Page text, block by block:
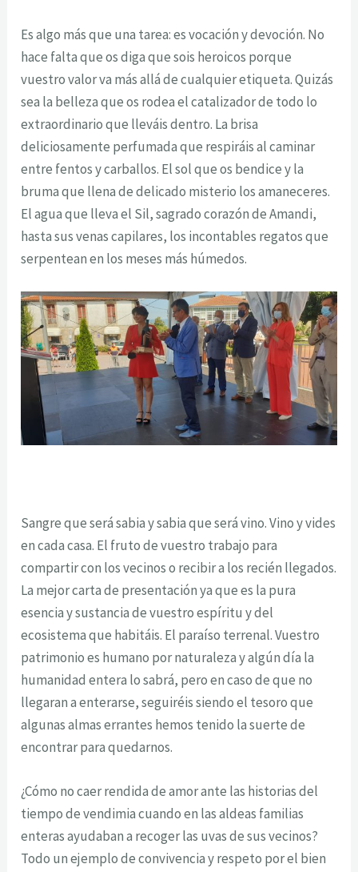
Es algo más que una tarea: es vocación y devoción. No
hace falta que os diga que sois heroicos porque
vuestro valor va más allá de cualquier etiqueta. Quizás
sea la belleza que os rodea el catalizador de todo lo
extraordinario que lleváis dentro. La brisa
deliciosamente perfumada que respiráis al caminar
entre fentos y carballos. El sol que os bendice y la
bruma que llena de delicado misterio los amaneceres.
El agua que lleva el Sil, sagrado corazón de Amandi,
hasta sus venas capilares, los incontables regatos que
serpentean en los meses más húmedos.
Sangre que será sabia y sabia que será vino. Vino y vides
en cada casa. El fruto de vuestro trabajo para
compartir con los vecinos o recibir a los recién llegados.
La mejor carta de presentación ya que es la pura
esencia y sustancia de vuestro espíritu y del
ecosistema que habitáis. El paraíso terrenal. Vuestro
patrimonio es humano por naturaleza y algún día la
humanidad entera lo sabrá, pero en caso de que no
llegaran a enterarse, seguiréis siendo el tesoro que
algunas almas errantes hemos tenido la suerte de
encontrar para quedarnos.
¿Cómo no caer rendida de amor ante las historias del
tiempo de vendimia cuando en las aldeas familias
enteras ayudaban a recoger las uvas de sus vecinos?
Todo un ejemplo de convivencia y respeto por el bien